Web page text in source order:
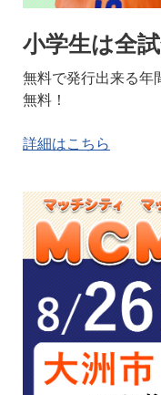
小学生は全
無料で発行出来る年
無料！
詳細はこちら